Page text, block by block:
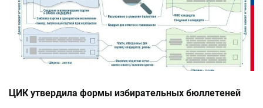
ЦИК утвердила формы избирательных бюллетеней